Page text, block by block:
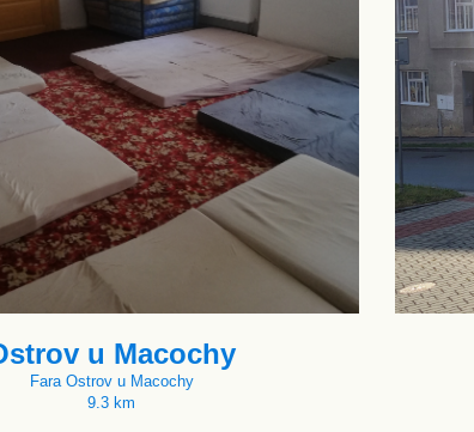
u Macochy
Fara Ostrov u Macochy
9.3 km